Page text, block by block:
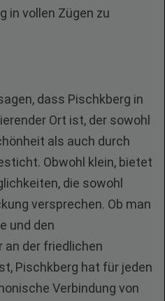
in vollen Zügen zu
dass Pischkberg in
Ort ist, der sowohl
als auch durch
Obwohl klein, bietet
die sowohl
versprechen. Ob man
und den
an der friedlichen
Pischkberg hat für jeden
Verbindung von